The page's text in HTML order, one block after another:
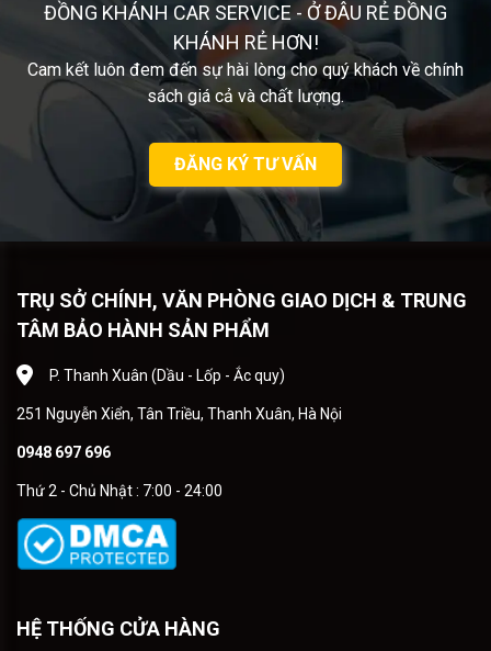
ĐỒNG KHÁNH CAR SERVICE - Ở ĐÂU RẺ ĐỒNG
KHÁNH RẺ HƠN!
Cam kết luôn đem đến sự hài lòng cho quý khách về chính
sách giá cả và chất lượng.
ĐĂNG KÝ TƯ VẤN
TRỤ SỞ CHÍNH, VĂN PHÒNG GIAO DỊCH & TRUNG
TÂM BẢO HÀNH SẢN PHẨM
P. Thanh Xuân (Dầu - Lốp - Ắc quy)
251 Nguyễn Xiển, Tân Triều, Thanh Xuân, Hà Nội
0948 697 696
Thứ 2 - Chủ Nhật : 7:00 - 24:00
HỆ THỐNG CỬA HÀNG